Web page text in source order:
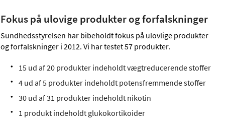
Fokus på ulovige produkter og forfalskninger
Sundhedsstyrelsen har bibeholdt fokus på ulovlige produkter
og forfalskninger i 2012. Vi har testet 57 produkter.
15 ud af 20 produkter indeholdt vægtreducerende stoffer
4 ud af 5 produkter indeholdt potensfremmende stoffer
30 ud af 31 produkter indeholdt nikotin
1 produkt indeholdt glukokortikoider